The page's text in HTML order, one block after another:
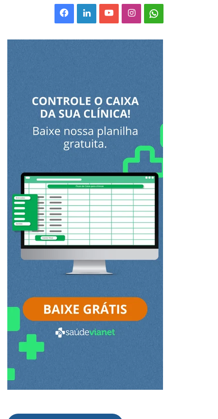
Facebook
LinkedinYouTubeInstagram